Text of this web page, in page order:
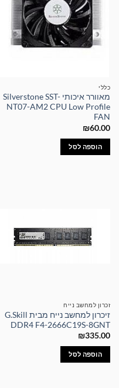
כללי
מאוורר איכותי Silverstone SST-
NT07-AM2 CPU Low Profile
FAN
₪60.00
הוספה לסל
זכרון למחשב נייח
זיכרון למחשב נייח מבית G.Skill
DDR4 F4-2666C19S-8GNT
₪335.00
הוספה לסל